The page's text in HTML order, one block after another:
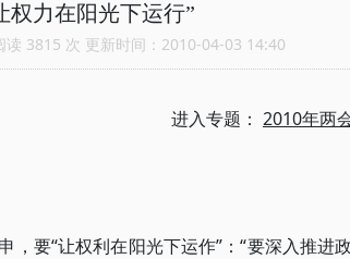
权力在阳光下运行”
读 3815 次 更新时间：2010-04-03 14:40
进入专题： 2010年两
要“让权利在阳光下运作”：“要深入推进